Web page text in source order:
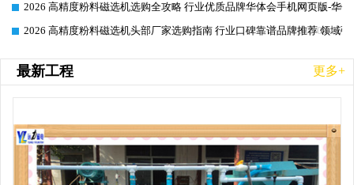
2026-06-26
2026 高精度粉料磁选机选购全攻略 行业优质品牌华体会手机网页版-华
2026-06-26
2026 高精度粉料磁选机头部厂家选购指南 行业口碑靠谱品牌推荐 领域
最新工程 更多+